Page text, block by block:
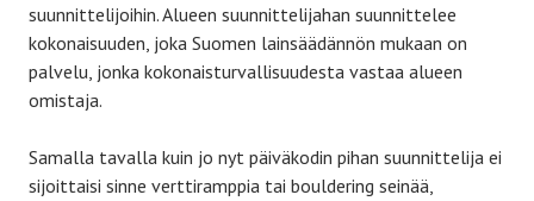
suunnittelijoihin. Alueen suunnittelijahan suunnittelee
kokonaisuuden, joka Suomen lainsäädännön mukaan on
palvelu, jonka kokonaisturvallisuudesta vastaa alueen
omistaja.
Samalla tavalla kuin jo nyt päiväkodin pihan suunnittelija ei
sijoittaisi sinne verttiramppia tai bouldering seinää,